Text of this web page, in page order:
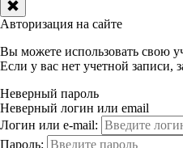
Авторизация на сайте
Вы можете использовать свою
Если у вас нет учетной записи,
Неверный пароль
Неверный логин или email
Логин или e-mail:
Пароль: